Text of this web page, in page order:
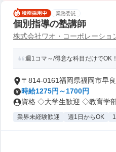
業務委託
個別指導の塾講師
株式会社ワオ・コーポレーショ
週1コマ～/得意な科目だけで
〒814-0161福岡県福岡市早
時給1275円～1700円
資格 ◇大学生歓迎 ◇教育学部
業界未経験歓迎 週1日からOK